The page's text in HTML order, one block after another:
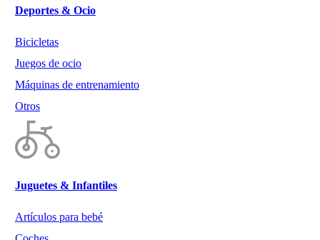
Deportes & Ocio
Bicicletas
Juegos de ocio
Máquinas de entrenamiento
Otros
Juguetes & Infantiles
Artículos para bebé